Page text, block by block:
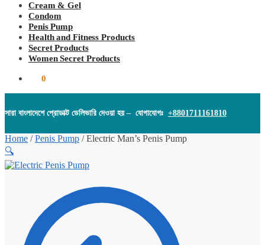
Cream & Gel
Condom
Penis Pump
Health and Fitness Products
Secret Products
Women Secret Products
0
সারা বাংলাদেশে প্রোডাক্ট ডেলিভারি দেওয়া হয় – যোগাযোগঃ +8801711161810
Home /Penis Pump /Electric Man’s Penis Pump
🔍